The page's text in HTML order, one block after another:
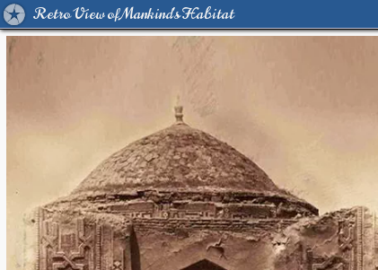
Retro View of Mankind's Habitat